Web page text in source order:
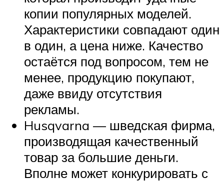
копии популярных моделей.
Характеристики совпадают один
в один, а цена ниже. Качество
остаётся под вопросом, тем не
менее, продукцию покупают,
даже ввиду отсутствия
рекламы.
Husqvarna — шведская фирма,
производящая качественный
товар за большие деньги.
Вполне может конкурировать с